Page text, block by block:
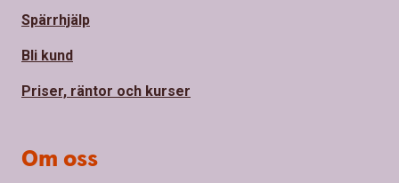
Spärrhjälp
Bli kund
Priser, räntor och kurser
Om oss